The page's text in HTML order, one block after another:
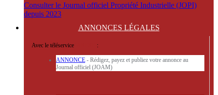
Consulter le Journal officiel Propriété Industrielle (JOPI)
depuis 2023
ANNONCES LÉGALES
Avec le téléservice :
ANNONCE - Rédigez, payez et publiez votre annonce au
Journal officiel (JOAM)